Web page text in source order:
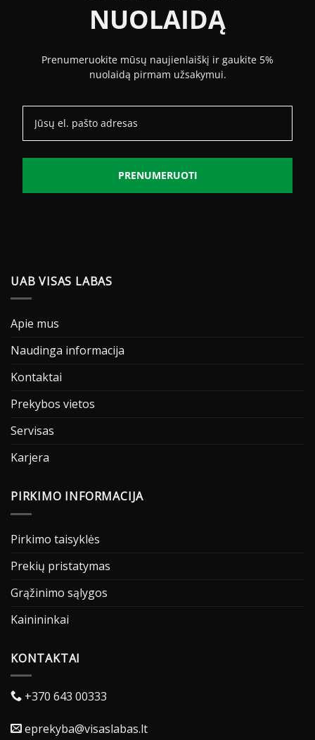
NUOLAIDĄ
Prenumeruokite mūsų naujienlaiškį ir gaukite 5%
nuolaidą pirmam užsakymui.
PRENUMERUOTI
UAB VISAS LABAS
Apie mus
Naudinga informacija
Kontaktai
Prekybos vietos
Servisas
Karjera
PIRKIMO INFORMACIJA
Pirkimo taisyklės
Prekių pristatymas
Grąžinimo sąlygos
Kainininkai
KONTAKTAI
+370 643 00333
eprekyba@visaslabas.lt